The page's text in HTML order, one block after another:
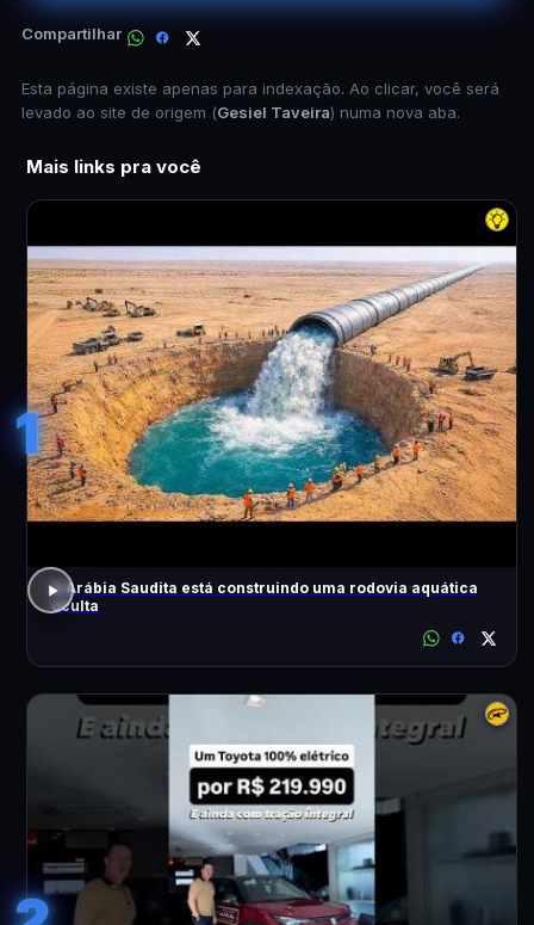
Compartilhar
Esta página existe apenas para indexação. Ao clicar, você será
levado ao site de origem (Gesiel Taveira) numa nova aba.
Mais links pra você
1
A Arábia Saudita está construindo uma rodovia aquática
oculta